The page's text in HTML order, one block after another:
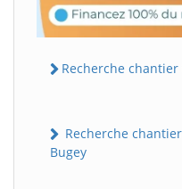
Recherche
Recherche
Bugey